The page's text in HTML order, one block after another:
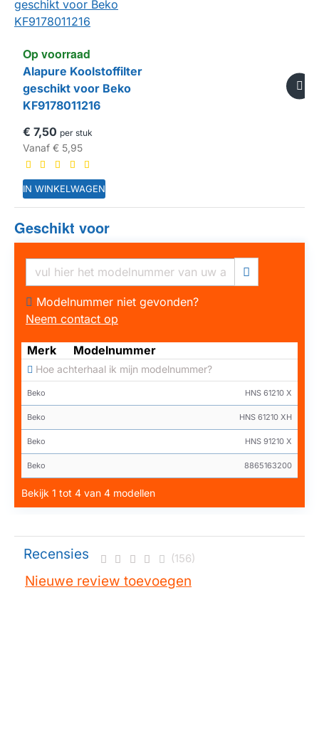
HUISMERK
Op voorraad
Alapure Koolstoffilter
geschikt voor Beko
KF9178011216
€ 7,50 per stuk
Vanaf € 5,95
IN WINKELWAGEN
Geschikt voor
Modelnummer niet gevonden?
Neem contact op
Merk Modelnummer
Hoe achterhaal ik mijn modelnummer?
Beko HNS 61210 X
Beko HNS 61210 XH
Beko HNS 91210 X
Beko 8865163200
Bekijk 1 tot 4 van 4 modellen
Recensies (156)
Nieuwe review toevoegen